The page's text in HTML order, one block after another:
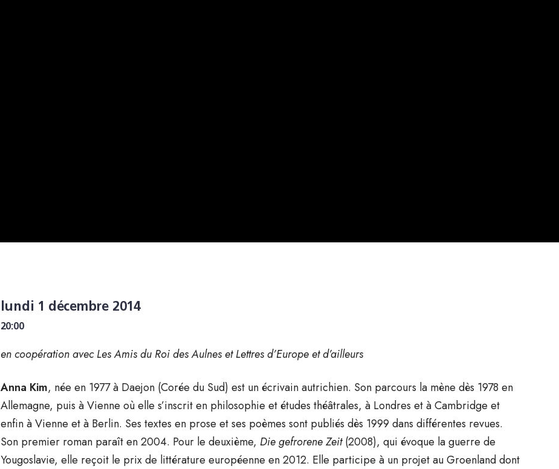
lundi 1 décembre 2014
20:00
en coopération avecLes Amis du Roi des Aulnes et Lettres d’Europe et d’ailleurs
Anna Kim, née en 1977 à Daejon (Corée du Sud) est un écrivain autrichien. Son parcours la mène dès 1978 en
Allemagne, puis à Vienne où elle s’inscrit en philosophie et études théâtrales, à Londres et à Cambridge et
enfin à Vienne et à Berlin. Ses textes en prose et ses poèmes sont publiés dès 1999 dans différentes revues.
Son premier roman paraît en 2004. Pour le deuxième, Die gefrorene Zeit(2008), qui évoque la guerre de
Yougoslavie, elle reçoit le prix de littérature européenne en 2012. Elle participe à un projet au Groenland dont